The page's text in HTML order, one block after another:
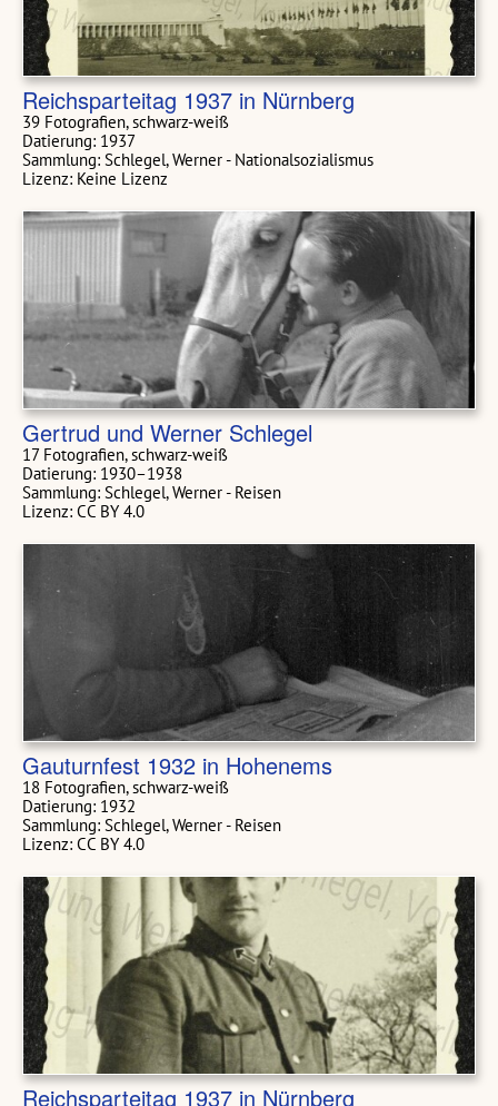
Reichsparteitag 1937 in Nürnberg
39 Fotografien, schwarz-weiß
Datierung: 1937
Sammlung: Schlegel, Werner - Nationalsozialismus
Lizenz: Keine Lizenz
Gertrud und Werner Schlegel
17 Fotografien, schwarz-weiß
Datierung: 1930–1938
Sammlung: Schlegel, Werner - Reisen
Lizenz: CC BY 4.0
Gauturnfest 1932 in Hohenems
18 Fotografien, schwarz-weiß
Datierung: 1932
Sammlung: Schlegel, Werner - Reisen
Lizenz: CC BY 4.0
Reichsparteitag 1937 in Nürnberg